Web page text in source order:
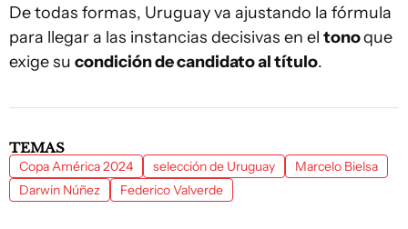
De todas formas, Uruguay va ajustando la fórmula
para llegar a las instancias decisivas en el tonoque
exige su condición de candidato al título.
TEMAS
Copa América 2024 selección de Uruguay
Marcelo Bielsa
Darwin Núñez
Federico Valverde